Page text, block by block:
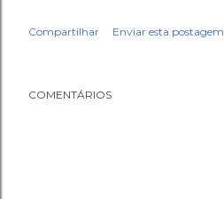
Compartilhar Enviar esta postagem
COMENTÁRIOS